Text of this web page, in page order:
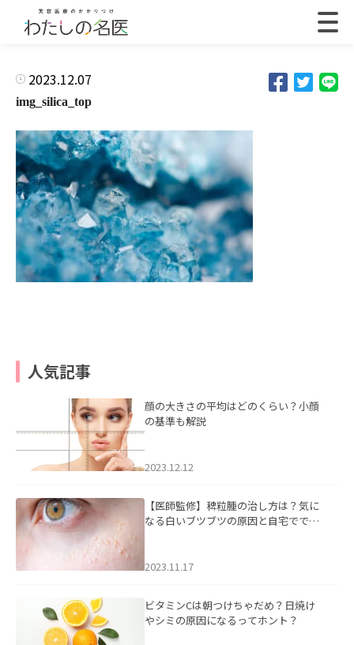
2023.12.07
img_silica_top
人気記事
顔の大きさの平均はどのくらい？小顔
の基準も解説
2023.12.12
【医師監修】稗粒腫の治し方は？気に
なる白いブツブツの原因と自宅ででき
2023.11.17
ビタミンCは朝つけちゃだめ？日焼け
やシミの原因になるってホント？